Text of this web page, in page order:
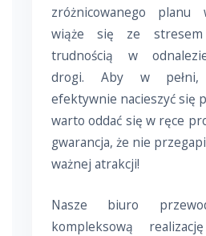
zróżnicowanego planu
wiąże się ze
trudnością w
drogi. Aby w
efektywnie nacieszyć się
warto oddać się w ręce
gwarancja, że nie
ważnej atrakcji!
Nasze biuro
kompleksową